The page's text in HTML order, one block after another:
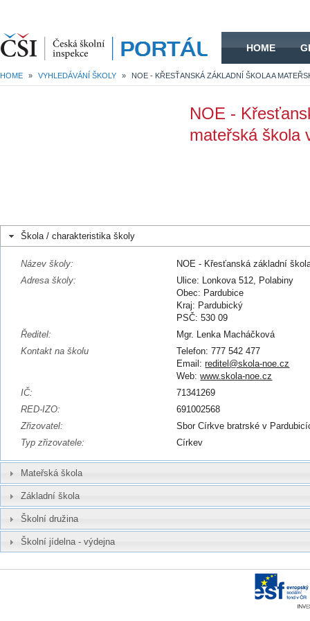
HOME
HOME » VYHLEDÁVÁNÍ ŠKOLY »
NOE -
mateřská škola
Škola / charakteristika školy
Název školy:
NOE - Křesťanská základní
Adresa školy:
Ulice: Lonkova 512, Polabiny
Obec: Pardubice
Kraj: Pardubický
PSČ: 530 09
Ředitel:
Mgr. Lenka Macháčková
Kontakt na školu
Telefon: 777 542 477
Email:reditel@skola-noe.cz
Web:www.skola-noe.cz
IČ:
71341269
RED-IZO:
691002568
Zřizovatel:
Sbor Církve bratrské v
Typ zřizovatele:
Církev
Mateřská škola
Základní škola
Školní družina
Školní jídelna - výdejna